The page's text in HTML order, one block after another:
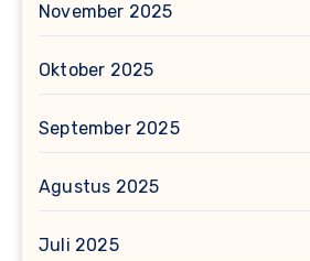
November 2025
Oktober 2025
September 2025
Agustus 2025
Juli 2025